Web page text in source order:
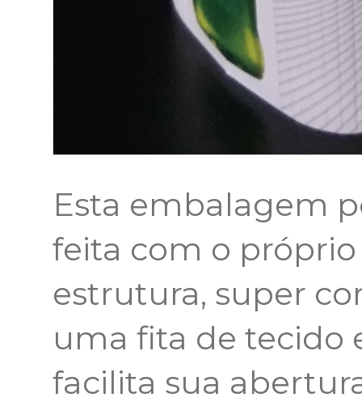
Esta embalagem
feita com o
estrutura, super
uma fita de tecido
facilita sua